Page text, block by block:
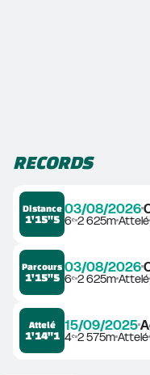
RECORDS
Distance
1'15"5
03/08/2026
6ᵉ2 625mAttelé
Parcours
1'15"5
03/08/2026
6ᵉ2 625mAttelé
Attelé
1'14"1
15/09/2025
4ᵉ2 575mAttelé